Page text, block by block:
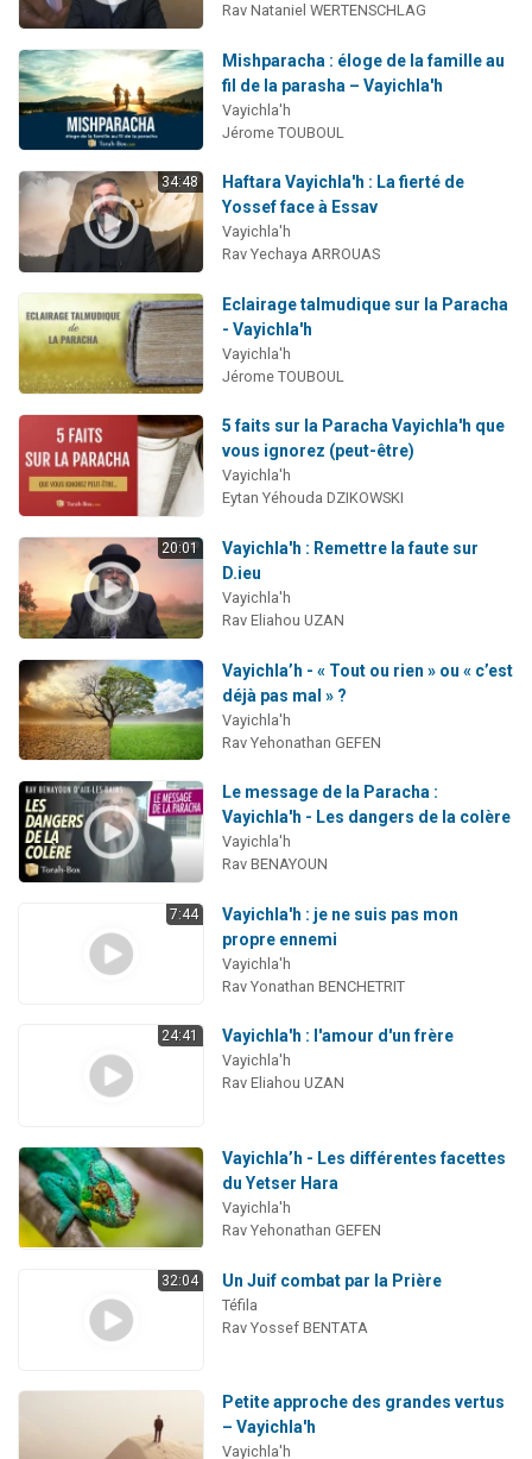
Rav Nataniel WERTENSCHLAG
Mishparacha : éloge de la famille au
fil de la parasha – Vayichla'h
Vayichla'h
Jérome TOUBOUL
34:48
Haftara Vayichla'h : La fierté de
Yossef face à Essav
Vayichla'h
Rav Yechaya ARROUAS
Eclairage talmudique sur la Paracha
- Vayichla'h
Vayichla'h
Jérome TOUBOUL
5 faits sur la Paracha Vayichla'h que
vous ignorez (peut-être)
Vayichla'h
Eytan Yéhouda DZIKOWSKI
20:01
Vayichla'h : Remettre la faute sur
D.ieu
Vayichla'h
Rav Eliahou UZAN
Vayichla’h - « Tout ou rien » ou « c’est
déjà pas mal » ?
Vayichla'h
Rav Yehonathan GEFEN
Le message de la Paracha :
Vayichla'h - Les dangers de la colère
Vayichla'h
Rav BENAYOUN
7:44
Vayichla'h : je ne suis pas mon
propre ennemi
Vayichla'h
Rav Yonathan BENCHETRIT
24:41 Vayichla'h : l'amour d'un frère
Vayichla'h
Rav Eliahou UZAN
Vayichla’h - Les différentes facettes
du Yetser Hara
Vayichla'h
Rav Yehonathan GEFEN
32:04 Un Juif combat par la Prière
Téfila
Rav Yossef BENTATA
Petite approche des grandes vertus
– Vayichla'h
Vayichla'h